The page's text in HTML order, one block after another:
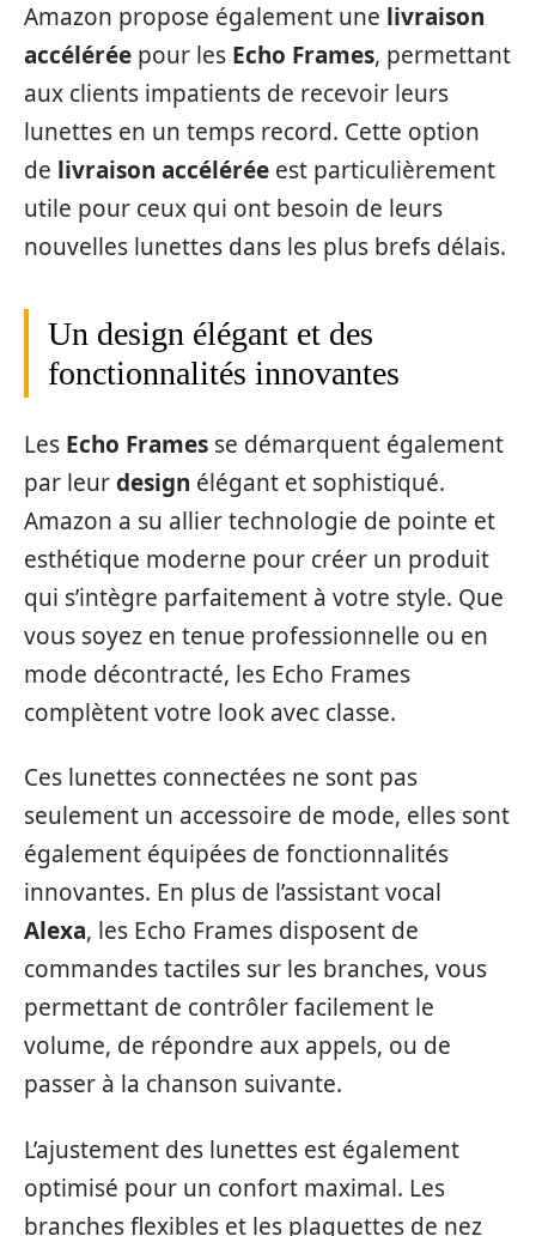
Amazon propose également une livraison
accélérée pour les Echo Frames, permettant
aux clients impatients de recevoir leurs
lunettes en un temps record. Cette option
de livraison accélérée est particulièrement
utile pour ceux qui ont besoin de leurs
nouvelles lunettes dans les plus brefs délais.
Un design élégant et des
fonctionnalités innovantes
Les Echo Frames se démarquent également
par leurdesign élégant et sophistiqué.
Amazon a su allier technologie de pointe et
esthétique moderne pour créer un produit
qui s’intègre parfaitement à votre style. Que
vous soyez en tenue professionnelle ou en
mode décontracté, les Echo Frames
complètent votre look avec classe.
Ces lunettes connectées ne sont pas
seulement un accessoire de mode, elles sont
également équipées de fonctionnalités
innovantes. En plus de l’assistant vocal
Alexa, les Echo Frames disposent de
commandes tactiles sur les branches, vous
permettant de contrôler facilement le
volume, de répondre aux appels, ou de
passer à la chanson suivante.
L’ajustement des lunettes est également
optimisé pour un confort maximal. Les
branches flexibles et les plaquettes de nez